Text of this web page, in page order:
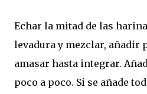
Echar la mitad de las
levadura y mezclar, añadir
amasar hasta integrar.
poco a poco. Si se añade